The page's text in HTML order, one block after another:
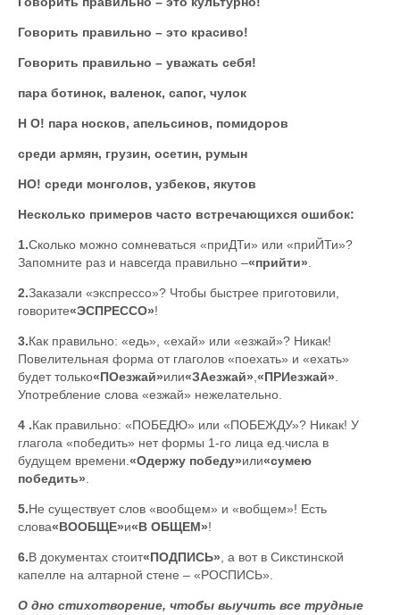
Говорить правильно – это красиво!
Говорить правильно – уважать себя!
пара ботинок, валенок, сапог, чулок
Н О! пара носков, апельсинов, помидоров
среди армян, грузин, осетин, румын
НО! среди монголов, узбеков, якутов
Несколько примеров часто встречающихся ошибок:
1.Сколько можно сомневаться «приДТи» или «приЙТи»?
Запомните раз и навсегда правильно –«прийти»
2.Заказали «экспрессо»? Чтобы быстрее приготовили,
говорите«ЭСПРЕССО»!
3.Как правильно: «едь», «ехай» или «езжай»? Никак!
Повелительная форма от глаголов «поехать» и «ехать»
будет только«ПОезжай»или«ЗАезжай» «ПРИезжай»
Употребление слова «езжай» нежелательно.
4 .Как правильно: «ПОБЕДЮ» или «ПОБЕЖДУ»? Никак! У
глагола «победить» нет формы 1-го лица ед.числа в
будущем времени. «Одержу победу»или«сумею
победить»
5.Не существует слов «вообщем» и «вобщем»! Есть
слова«ВООБЩЕ»и«В ОБЩЕМ»!
6.В документах стоит«ПОДПИСЬ» , а вот в Сикстинской
капелле на алтарной стене – «РОСПИСЬ».
О дно стихотворение, чтобы выучить все трудные